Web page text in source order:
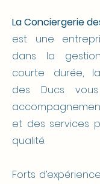
La Conciergerie
est une
dans la
courte durée,
des Ducs
et des services
qualité.
Forts